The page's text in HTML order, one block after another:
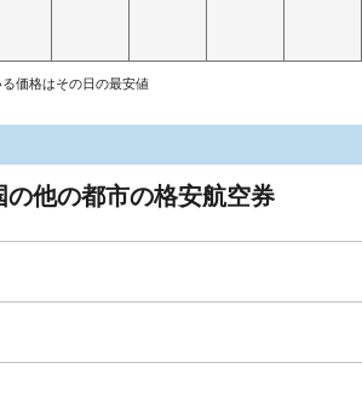
価格はその日の最安値
の他の都市の格安航空券